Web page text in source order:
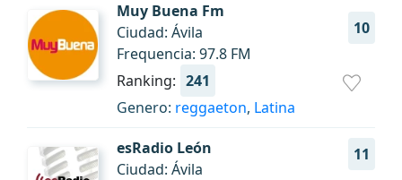
Muy Buena Fm
10
Ciudad: Ávila
Frequencia: 97.8 FM
Ranking: 241
Genero: reggaeton, Latina
esRadio León 11
Ciudad: Ávila